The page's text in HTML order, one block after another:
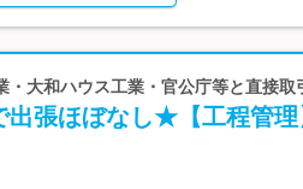
・大和ハウス工業・官公庁等と直接取
出張ほぼなし★【工程管